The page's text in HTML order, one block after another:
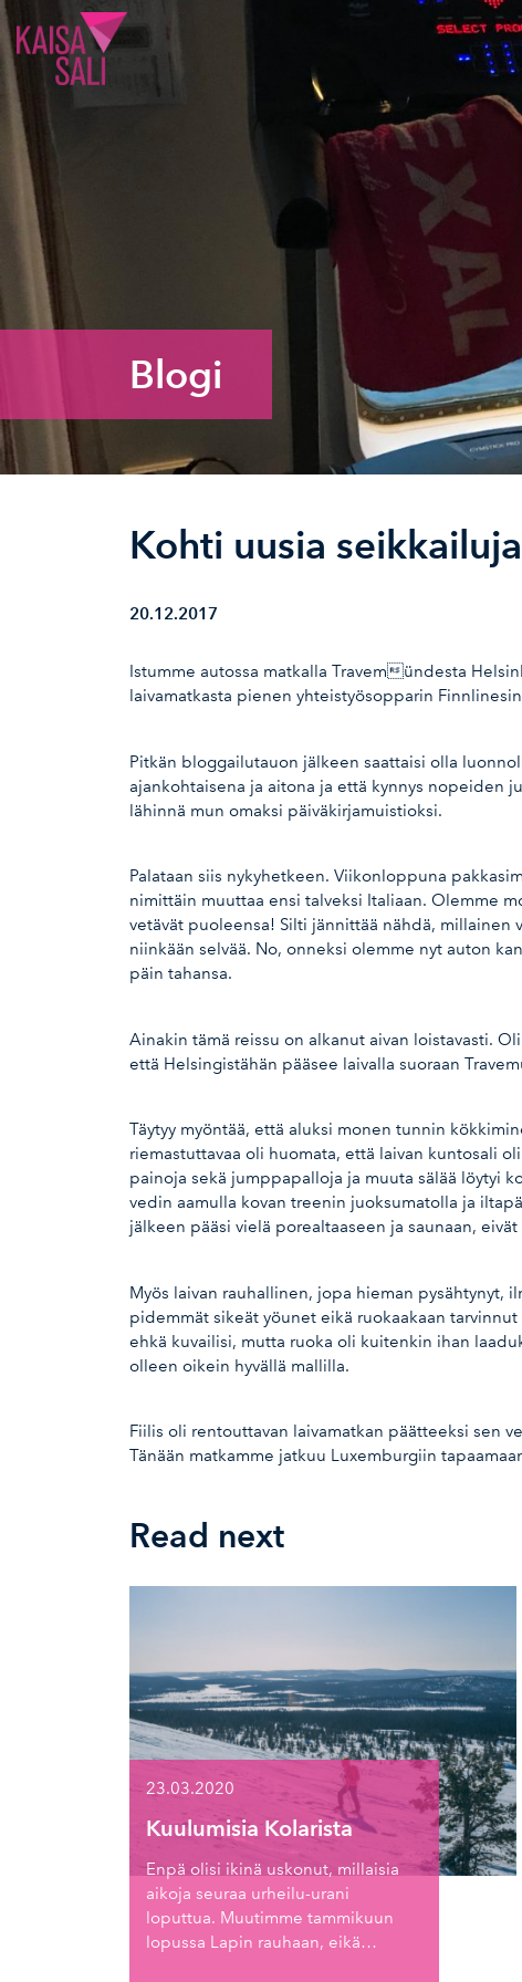
Kaisa Sali
Blogi
Kohti uusia seikkailuja
20.12.2017
Istumme autossa matkalla Travemündesta
laivamatkasta pienen yhteistyösopparin
Pitkän bloggailutauon jälkeen saattaisi olla
ajankohtaisena ja aitona ja että kynnys nopeiden
lähinnä mun omaksi päiväkirjamuistioksi.
Palataan siis nykyhetkeen. Viikonloppuna
nimittäin muuttaa ensi talveksi Italiaan. Olemme
vetävät puoleensa! Silti jännittää nähdä, millainen
niinkään selvää. No, onneksi olemme nyt auton
päin tahansa.
Ainakin tämä reissu on alkanut aivan loistavasti.
että Helsingistähän pääsee laivalla suoraan
Täytyy myöntää, että aluksi monen tunnin
riemastuttavaa oli huomata, että laivan kuntosali
painoja sekä jumppapalloja ja muuta sälää löytyi
vedin aamulla kovan treenin juoksumatolla ja
jälkeen pääsi vielä porealtaaseen ja saunaan,
Myös laivan rauhallinen, jopa hieman pysähtynyt,
pidemmät sikeät yöunet eikä ruokaakaan
ehkä kuvailisi, mutta ruoka oli kuitenkin ihan
olleen oikein hyvällä mallilla.
Fiilis oli rentouttavan laivamatkan päätteeksi sen
Tänään matkamme jatkuu Luxemburgiin
Read next
23.03.2020
Kuulumisia Kolarista
Enpä olisi ikinä uskonut, millaisia
aikoja seuraa urheilu-urani
loputtua. Muutimme tammikuun
lopussa Lapin rauhaan, eikä…